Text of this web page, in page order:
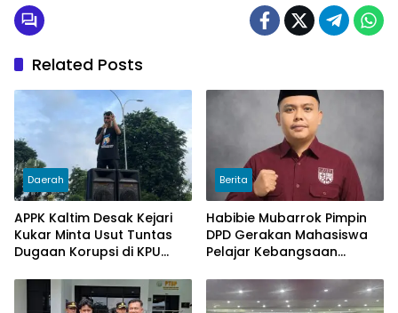
Related Posts
Daerah
APPK Kaltim Desak Kejari
Kukar Minta Usut Tuntas
Dugaan Korupsi di KPU
Dana Hibah PSU Kukar
Tahun 2025
Berita
Habibie Mubarrok Pimpin
DPD Gerakan Mahasiswa
Pelajar Kebangsaan